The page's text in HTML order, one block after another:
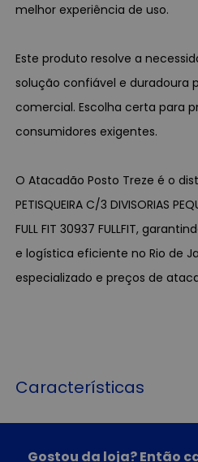
melhor experiência de uso.
Este produto resolve a
solução confiável e duradoura
comercial. Escolha certa para
consumidores exigentes.
O Atacadão Posto Treze é o
PETISQUEIRA C/3 DIVISORIAS
FULL FIT 30937 FULLFIT,
e logística eficiente no Rio de
especializado e preços de
Características
Gostou da loja? Então